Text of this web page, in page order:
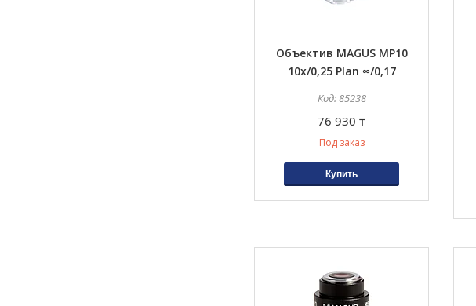
Объектив MAGUS MP10
10х/0,25 Plan ∞/0,17
85238
76 930 ₸
Под заказ
Купить